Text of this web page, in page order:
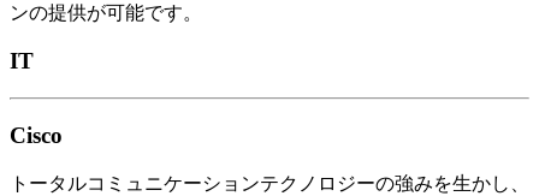
ンの提供が可能です。
IT
Cisco
トータルコミュニケーションテクノロジーの強みを生かし、